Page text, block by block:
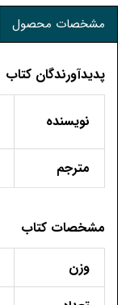
مشخصات محصول
پدیدآورندگان کتاب
نویسنده
مترجم
مشخصات کتاب
وزن